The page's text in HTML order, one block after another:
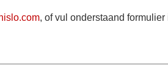
, of vul onderstaand